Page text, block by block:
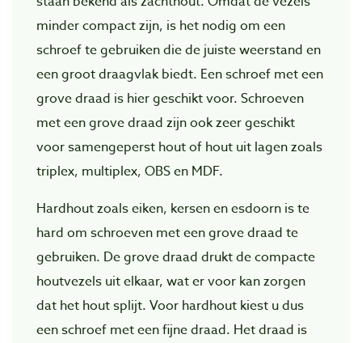
minder compact zijn, is het nodig om een
schroef te gebruiken die de juiste weerstand en
een groot draagvlak biedt. Een schroef met een
grove draad is hier geschikt voor. Schroeven
met een grove draad zijn ook zeer geschikt
voor samengeperst hout of hout uit lagen zoals
triplex, multiplex, OBS en MDF.
Hardhout zoals eiken, kersen en esdoorn is te
hard om schroeven met een grove draad te
gebruiken. De grove draad drukt de compacte
houtvezels uit elkaar, wat er voor kan zorgen
dat het hout splijt. Voor hardhout kiest u dus
een schroef met een fijne draad. Het draad is